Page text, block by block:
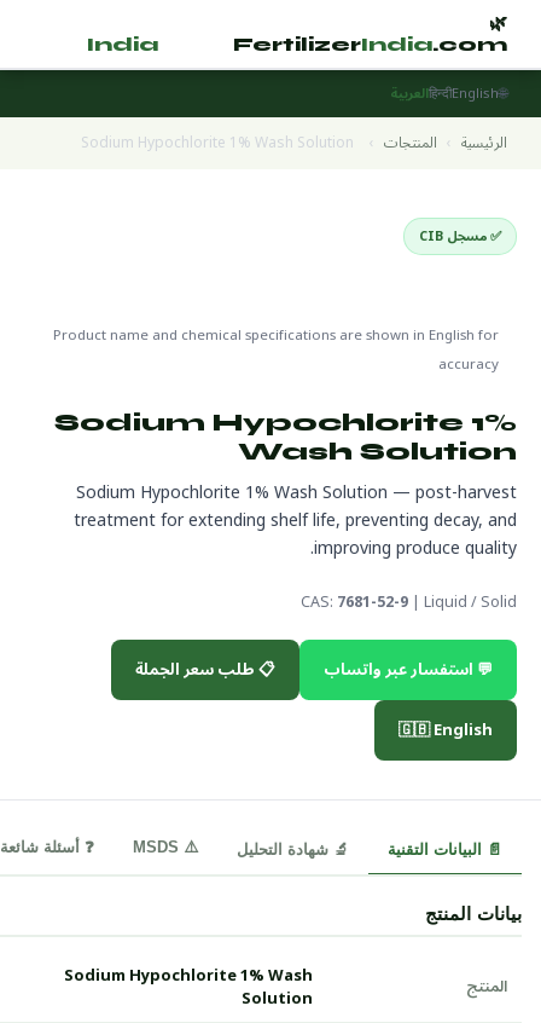
🌿
FertilizerIndia.com
India
🌐
English
हिन्दीالعربية
الرئيسية › المنتجات ›
Sodium Hypochlorite 1% Wash Solution
✅ مسجل CIB
Product name and chemical specifications are shown in English for
accuracy
Sodium Hypochlorite 1%
Wash Solution
Sodium Hypochlorite 1% Wash Solution — post-harvest
treatment for extending shelf life, preventing decay, and
improving produce quality.
CAS:7681-52-9 | Liquid / Solid
💬 استفسار عبر واتساب
📋 طلب سعر الجملة
🇬🇧 English
📄 البيانات التقنية 🔬 شهادة التحليل ⚠️ MSDS ❓ أسئلة شائعة
بيانات المنتج
المنتج Sodium Hypochlorite 1% Wash
Solution